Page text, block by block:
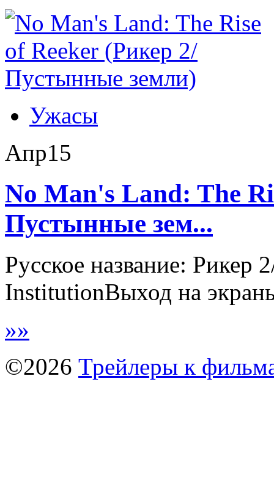
Ужасы
Апр15
No Man's Land: The
Пустынные зем...
Русское название:
InstitutionВыход на
»»
©2026 Трейлеры к